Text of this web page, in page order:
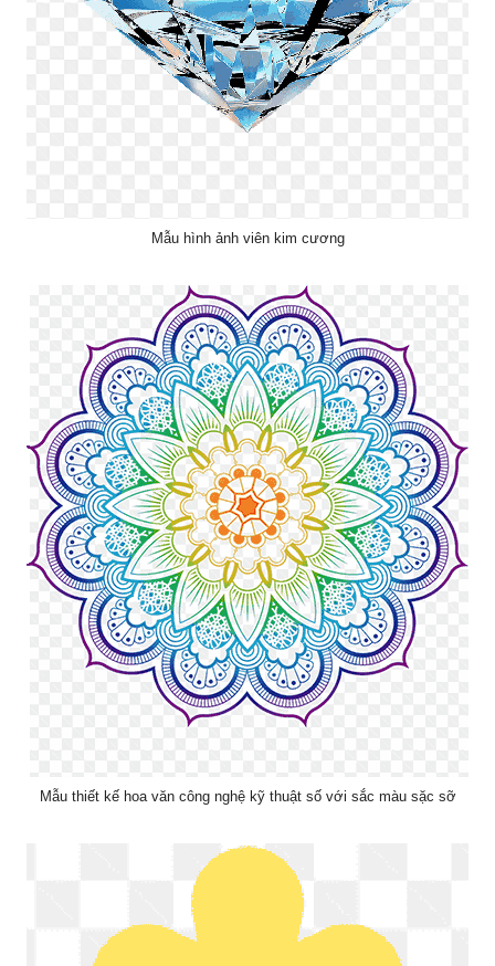
Mẫu hình ảnh viên kim cương
Mẫu thiết kế hoa văn công nghệ kỹ thuật số với sắc màu sặc sỡ